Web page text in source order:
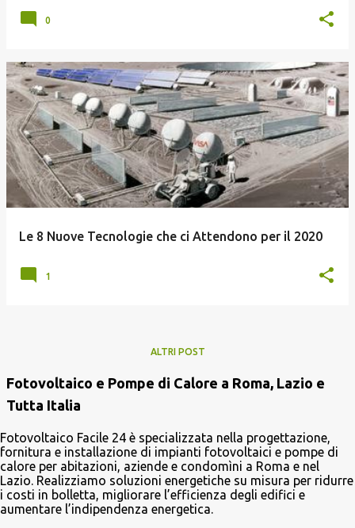
0
Le 8 Nuove Tecnologie che ci Attendono per il 2020
1
ALTRI POST
Fotovoltaico e Pompe di Calore a Roma, Lazio e
Tutta Italia
Fotovoltaico Facile 24 è specializzata nella progettazione,
fornitura e installazione di impianti fotovoltaici e pompe di
calore per abitazioni, aziende e condomìni a Roma e nel
Lazio. Realizziamo soluzioni energetiche su misura per ridurre
i costi in bolletta, migliorare l’efficienza degli edifici e
aumentare l’indipendenza energetica.